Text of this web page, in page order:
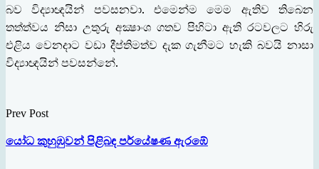
බව විද්‍යාඥයින් පවසනවා. එමෙන්ම මෙම ඇතිව තිබෙන
තත්ත්වය නිසා උතුරු අක්‍ෂාංශ ගතව පිහිටා ඇති රටවලට හිරු
එළිය වෙනදාට වඩා දීප්තිමත්ව දැක ගැනීමට හැකි බවයි නාසා
විද්‍යාඥයින් පවසන්නේ.
Prev Post
යෝධ කුහුඹුවන් පිළිබඳ පර්යේෂණ ඇරඹේ